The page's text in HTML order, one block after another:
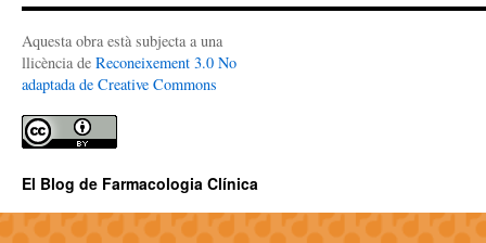
Aquesta obra està subjecta a una
llicència de Reconeixement 3.0 No
adaptada de Creative Commons
El Blog de Farmacologia Clínica